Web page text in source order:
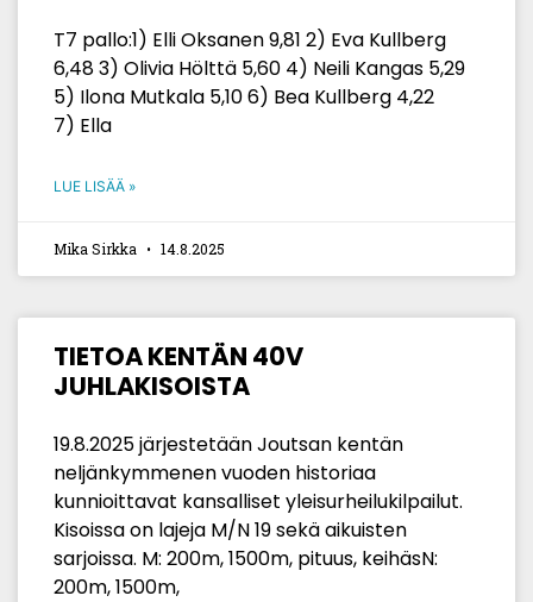
T7 pallo:1) Elli Oksanen 9,81 2) Eva Kullberg
6,48 3) Olivia Hölttä 5,60 4) Neili Kangas 5,29
5) Ilona Mutkala 5,10 6) Bea Kullberg 4,22
7) Ella
LUE LISÄÄ »
Mika Sirkka 14.8.2025
TIETOA KENTÄN 40V
JUHLAKISOISTA
19.8.2025 järjestetään Joutsan kentän
neljänkymmenen vuoden historiaa
kunnioittavat kansalliset yleisurheilukilpailut.
Kisoissa on lajeja M/N 19 sekä aikuisten
sarjoissa. M: 200m, 1500m, pituus, keihäsN:
200m, 1500m,